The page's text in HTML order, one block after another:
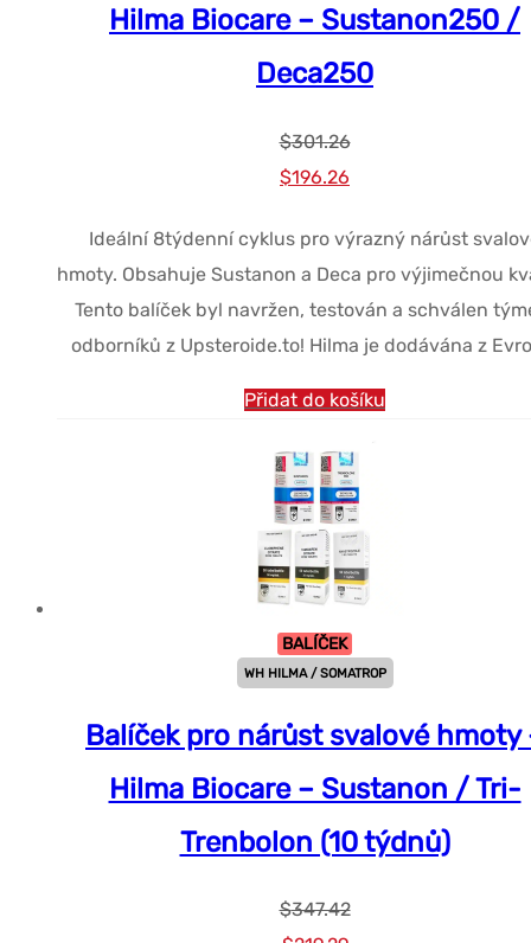
Hilma Biocare – Sustanon250 /
Deca250
$301.26
Původní
byla:
$301.26.
$196.26
je:
$196.26.
Ideální 8týdenní cyklus pro výrazný nárůst
hmoty. Obsahuje Sustanon a Deca pro výjimečnou
Tento balíček byl navržen, testován a schválen
odborníků z Upsteroide.to! Hilma je dodávána z
Přidat do košíku
BALÍČEK
WH HILMA / SOMATROP
Balíček pro nárůst svalové hmoty
Hilma Biocare – Sustanon / Tri-
Trenbolon (10 týdnů)
$347.42